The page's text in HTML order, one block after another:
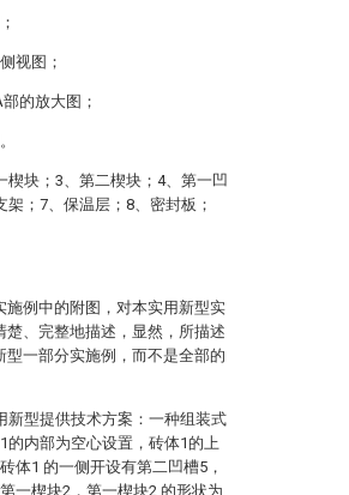
视图；
的放大图；
楔块；3、第二楔块；4、第一凹
；7、保温层；8、密封板；
施例中的附图，对本实用新型实
、完整地描述，显然，所描述
型一部分实施例，而不是全部的
新型提供技术方案：一种组装式
的内部为空心设置，砖体1的上
体1 的一侧开设有第二凹槽5，
一楔块2，第一楔块2 的形状为